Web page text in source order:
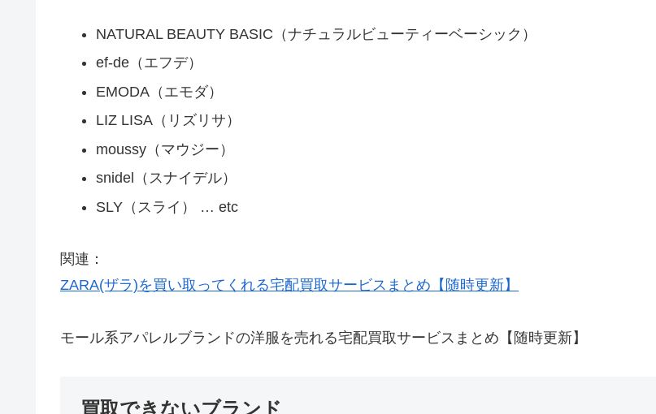
NATURAL BEAUTY BASIC（ナチュラルビューティーベーシック）
ef-de（エフデ）
EMODA（エモダ）
LIZ LISA（リズリサ）
moussy（マウジー）
snidel（スナイデル）
SLY（スライ） … etc
関連：
ZARA(ザラ)を買い取ってくれる宅配買取サービスまとめ【随時更新】
モール系アパレルブランドの洋服を売れる宅配買取サービスまとめ【随時更新】
買取できないブランド